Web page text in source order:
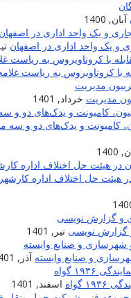
آبان, 1400
و یک واحد اداری در اصفهان
با کروناویروس به ریاست
مدیریت خرداد, 1401
در هیئت حل اختلاف اداره
گزارش نویسی تیر, 1401
و صنایع وابسته آذر, 1401
گواه
اسفند, 1401